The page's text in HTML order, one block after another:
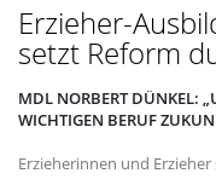
Erzieher-
setzt Reform
MDL NORBERT DÜNKEL:
WICHTIGEN BERUF
Erzieherinnen und